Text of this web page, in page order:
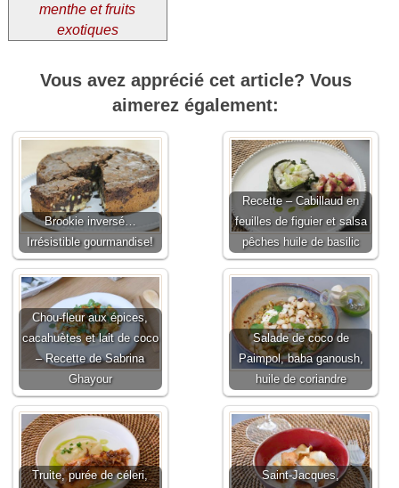
menthe et fruits
exotiques
Vous avez apprécié cet article? Vous
aimerez également:
Brookie inversé…
Irrésistible gourmandise!
Recette – Cabillaud en
feuilles de figuier et salsa
pêches huile de basilic
Chou-fleur aux épices,
cacahuètes et lait de coco
– Recette de Sabrina
Ghayour
Salade de coco de
Paimpol, baba ganoush,
huile de coriandre
Truite, purée de céleri,
Saint-Jacques,